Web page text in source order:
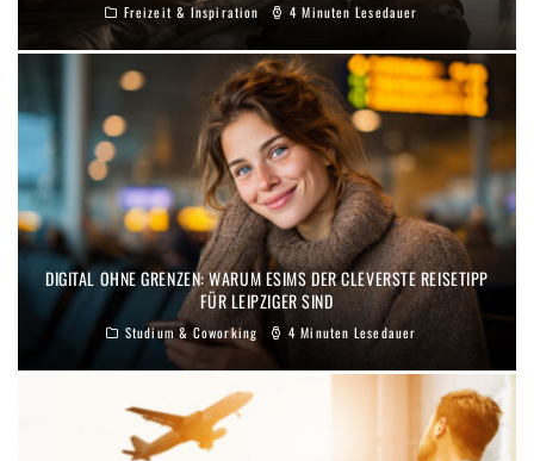
Freizeit & Inspiration 4 Minuten Lesedauer
DIGITAL OHNE GRENZEN: WARUM ESIMS DER CLEVERSTE REISETIPP
FÜR LEIPZIGER SIND
Studium & Coworking 4 Minuten Lesedauer